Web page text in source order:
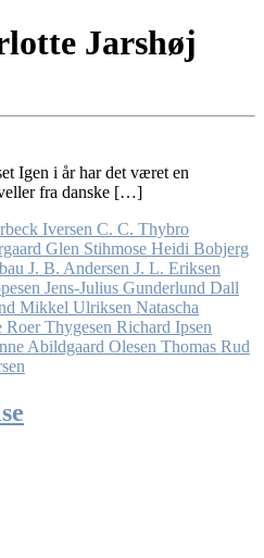
Jarshøj
Igen i år har det været en
fra danske […]
Iversen C. C. Thybro
Glen Stihmose Heidi Bobjerg
J. B. Andersen J. L. Eriksen
Jens-Julius Gunderlund Dall
Mikkel Ulriksen Natascha
Roer Thygesen Richard Ipsen
Abildgaard Olesen Thomas Rud